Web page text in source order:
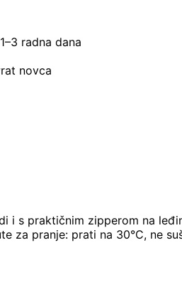
radna dana
novca
i s praktičnim zipperom na
za pranje: prati na 30°C, ne